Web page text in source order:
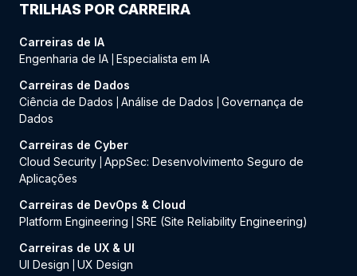
TRILHAS POR CARREIRA
Carreiras de IA
Engenharia de IA Especialista em IA
Carreiras de Dados
Ciência de Dados
Análise de Dados
Governança de
Dados
Carreiras de Cyber
Cloud Security AppSec: Desenvolvimento Seguro de
Aplicações
Carreiras de DevOps & Cloud
Platform Engineering
SRE (Site Reliability Engineering)
Carreiras de UX & UI
UI Design
UX Design